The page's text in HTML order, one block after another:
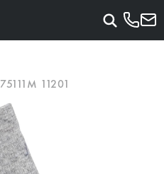
75111M 11201